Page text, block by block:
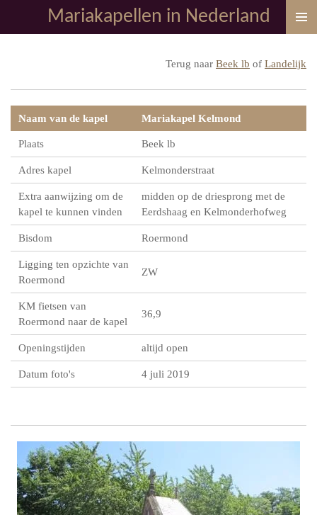
direct
Mariakapellen in Nederland
Terug naar Beek lb of Landelijk
Naam van de kapel Mariakapel Kelmond
Plaats Beek lb
Adres kapel Kelmonderstraat
Extra aanwijzing om de
kapel te kunnen vinden
midden op de driesprong met de
Eerdshaag en Kelmonderhofweg
Bisdom Roermond
Ligging ten opzichte van
Roermond
ZW
KM fietsen van
Roermond naar de kapel
36,9
Openingstijden altijd open
Datum foto's 4 juli 2019